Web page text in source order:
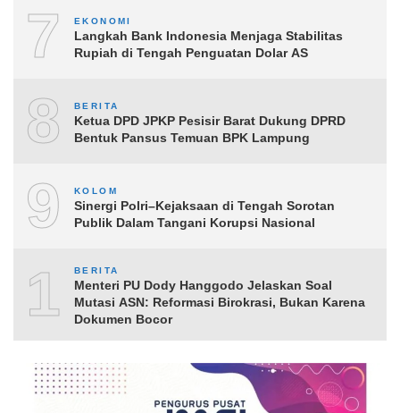
7 EKONOMI
Langkah Bank Indonesia Menjaga Stabilitas
Rupiah di Tengah Penguatan Dolar AS
8 BERITA
Ketua DPD JPKP Pesisir Barat Dukung DPRD
Bentuk Pansus Temuan BPK Lampung
9 KOLOM
Sinergi Polri–Kejaksaan di Tengah Sorotan
Publik Dalam Tangani Korupsi Nasional
10BERITA
Menteri PU Dody Hanggodo Jelaskan Soal
Mutasi ASN: Reformasi Birokrasi, Bukan Karena
Dokumen Bocor